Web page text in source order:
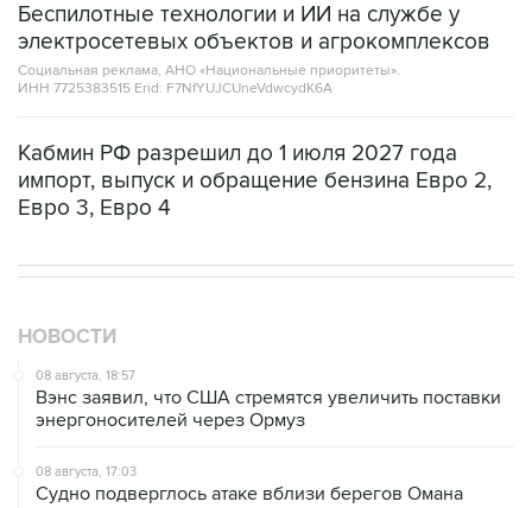
Беспилотные технологии и ИИ на службе у
электросетевых объектов и агрокомплексов
Социальная реклама, АНО «Национальные приоритеты».
ИНН 7725383515 Erid: F7NfYUJCUneVdwcydK6A
Кабмин РФ разрешил до 1 июля 2027 года
импорт, выпуск и обращение бензина Евро 2,
Евро 3, Евро 4
НОВОСТИ
08 августа, 18:57
Вэнс заявил, что США стремятся увеличить поставки
энергоносителей через Ормуз
08 августа, 17:03
Судно подверглось атаке вблизи берегов Омана